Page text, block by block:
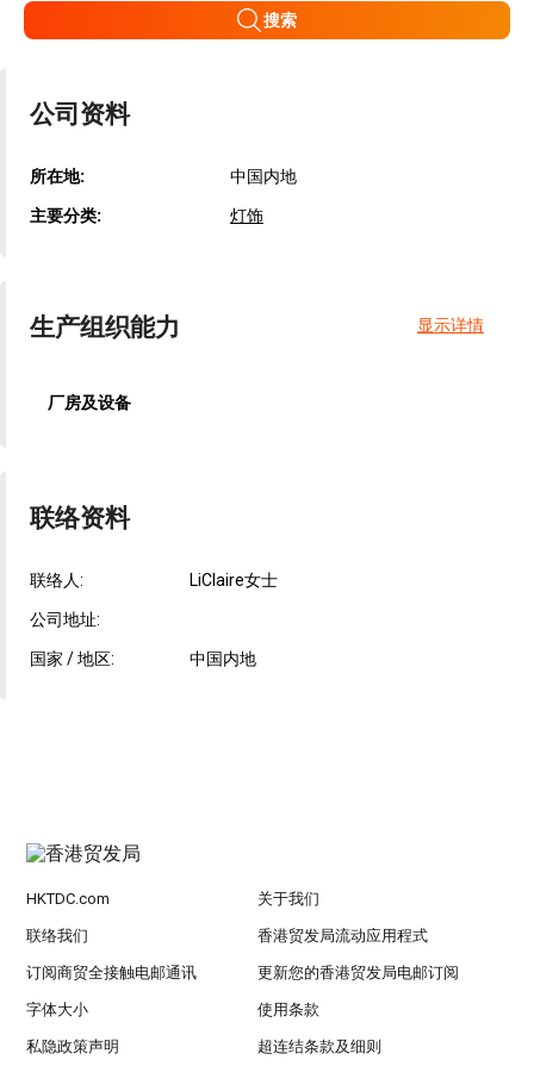
搜索
公司资料
所在地: 中国内地
主要分类: 灯饰
生产组织能力 显示详情
厂房及设备
联络资料
联络人: LiClaire女士
公司地址:
国家 / 地区: 中国内地
HKTDC.com 关于我们
联络我们 香港贸发局流动应用程式
订阅商贸全接触电邮通讯 更新您的香港贸发局电邮订阅
字体大小 使用条款
私隐政策声明 超连结条款及细则